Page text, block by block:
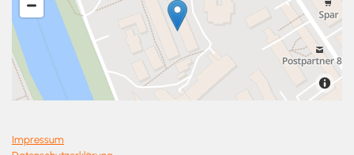
Impressum